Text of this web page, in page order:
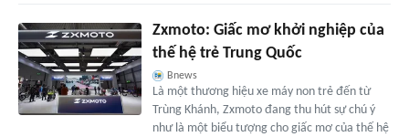
Zxmoto: Giấc mơ khởi nghiệp của
thế hệ trẻ Trung Quốc
Bnews
Là một thương hiệu xe máy non trẻ đến từ
Trùng Khánh, Zxmoto đang thu hút sự chú ý
như là một biểu tượng cho giấc mơ của thế hệ